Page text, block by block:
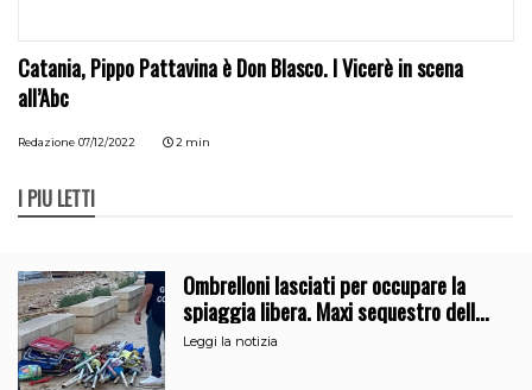
Catania, Pippo Pattavina è Don Blasco. I Vicerè in scena
all’Abc
Redazione 07/12/2022 2 min
I PIÙ LETTI
Ombrelloni lasciati per occupare la
spiaggia libera. Maxi sequestro della
Guardia Costiera
Leggi la notizia